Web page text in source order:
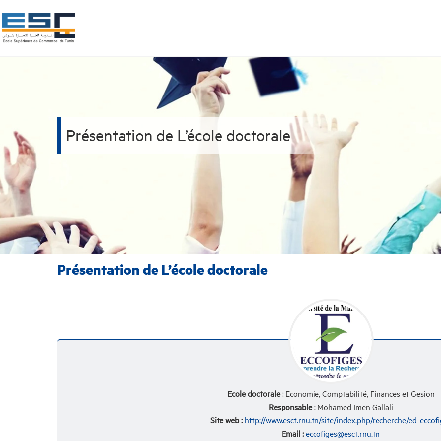
Présentation de L’école doctorale
Présentation de L’école doctorale
Ecole doctorale :Economie, Comptabilité, Finances et Gesion
Responsable :Mohamed Imen Gallali
Site web : http://www.esct.rnu.tn/site/index.php/recherche/ed-
Email :eccofiges@esct.rnu.tn